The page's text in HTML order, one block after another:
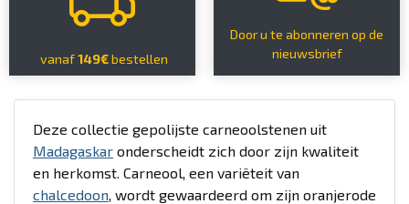
vanaf149€bestellen
Door u te abonneren op de
nieuwsbrief
Deze collectie gepolijste carneoolstenen uit
Madagaskar onderscheidt zich door zijn kwaliteit
en herkomst. Carneool, een variëteit van
chalcedoon, wordt gewaardeerd om zijn oranjerode